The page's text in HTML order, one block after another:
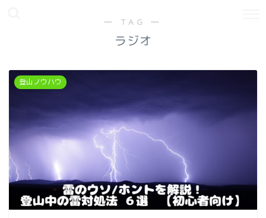
― TAG ―
ラジオ
登山ノウハウ